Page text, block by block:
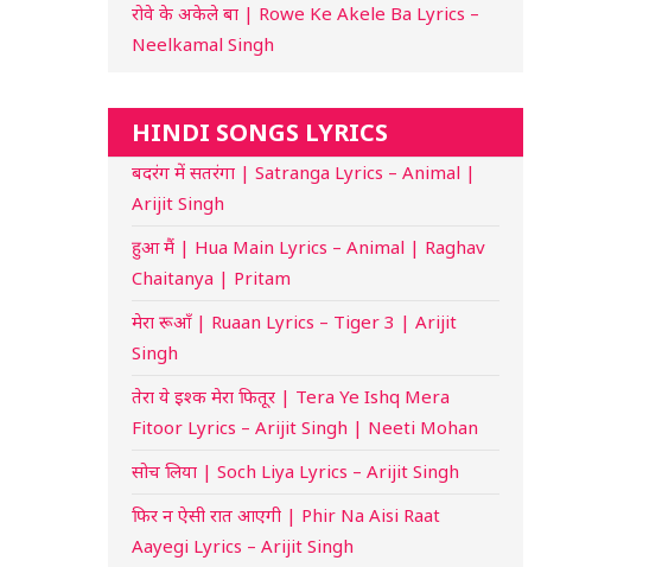
रोवे के अकेले बा | Rowe Ke Akele Ba Lyrics –
Neelkamal Singh
HINDI SONGS LYRICS
बदरंग में सतरंगा | Satranga Lyrics – Animal |
Arijit Singh
हुआ मैं | Hua Main Lyrics – Animal | Raghav
Chaitanya | Pritam
मेरा रूआँ | Ruaan Lyrics – Tiger 3 | Arijit
Singh
तेरा ये इश्क मेरा फितूर | Tera Ye Ishq Mera
Fitoor Lyrics – Arijit Singh | Neeti Mohan
सोच लिया | Soch Liya Lyrics – Arijit Singh
फिर न ऐसी रात आएगी | Phir Na Aisi Raat
Aayegi Lyrics – Arijit Singh